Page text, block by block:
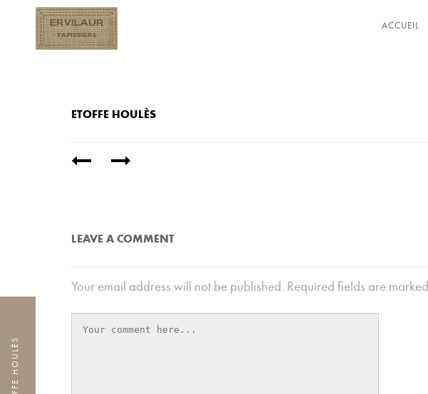
ACCUEIL
ETOFFE HOULÈS
ETOFFE HOULÈS
LEAVE A COMMENT
Your email address will not be published. Required fields are marked